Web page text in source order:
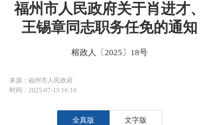
福州市人民政府关于肖进才、
王锡章同志职务任免的通知
榕政人〔2025〕18号
来源：福州市人民政府
时间：2025-07-15 16:16
全真版 文字版